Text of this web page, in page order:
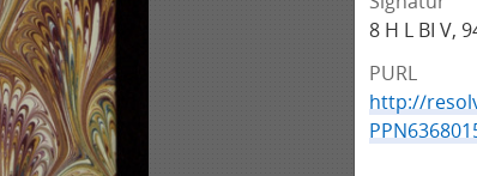
8 H L BI V,
PURL
http://